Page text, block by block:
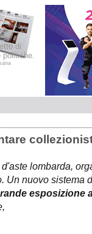
di
politiche.
lombarda,
Un nuovo sistema
esposizione